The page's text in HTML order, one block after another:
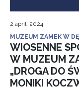
2 april, 2024
MUZEUM ZAMEK W
WIOSENNE
W MUZEUM
„DROGA DO
MONIKI